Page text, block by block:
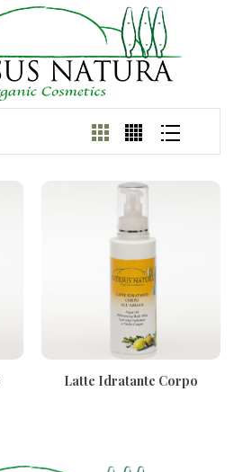
Latte Idratante Corpo